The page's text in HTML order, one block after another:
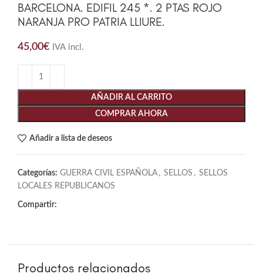
BARCELONA. EDIFIL 245 *. 2 PTAS ROJO
NARANJA PRO PATRIA LLIURE.
45,00€ IVA incl.
AÑADIR AL CARRITO
COMPRAR AHORA
Añadir a lista de deseos
Categorías: GUERRA CIVIL ESPAÑOLA , SELLOS , SELLOS
LOCALES REPUBLICANOS
Compartir:
Productos relacionados